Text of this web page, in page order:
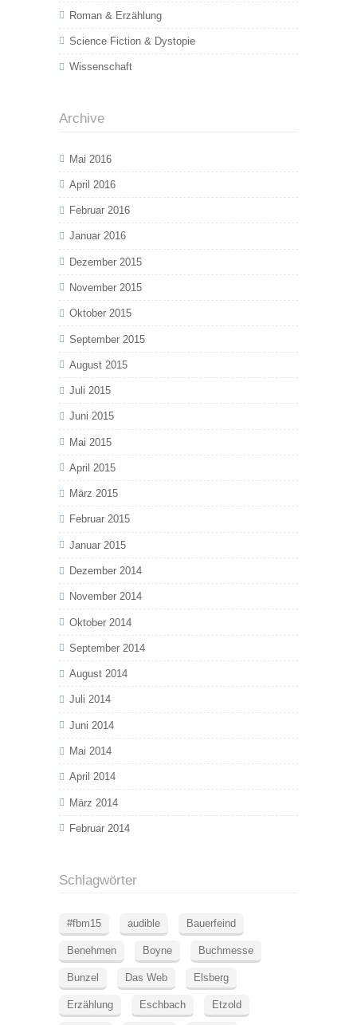
Roman & Erzählung
Science Fiction & Dystopie
Wissenschaft
Archive
Mai 2016
April 2016
Februar 2016
Januar 2016
Dezember 2015
November 2015
Oktober 2015
September 2015
August 2015
Juli 2015
Juni 2015
Mai 2015
April 2015
März 2015
Februar 2015
Januar 2015
Dezember 2014
November 2014
Oktober 2014
September 2014
August 2014
Juli 2014
Juni 2014
Mai 2014
April 2014
März 2014
Februar 2014
Schlagwörter
#fbm15 audible Bauerfeind
Benehmen Boyne Buchmesse
Bunzel Das Web Elsberg
Erzählung Eschbach Etzold